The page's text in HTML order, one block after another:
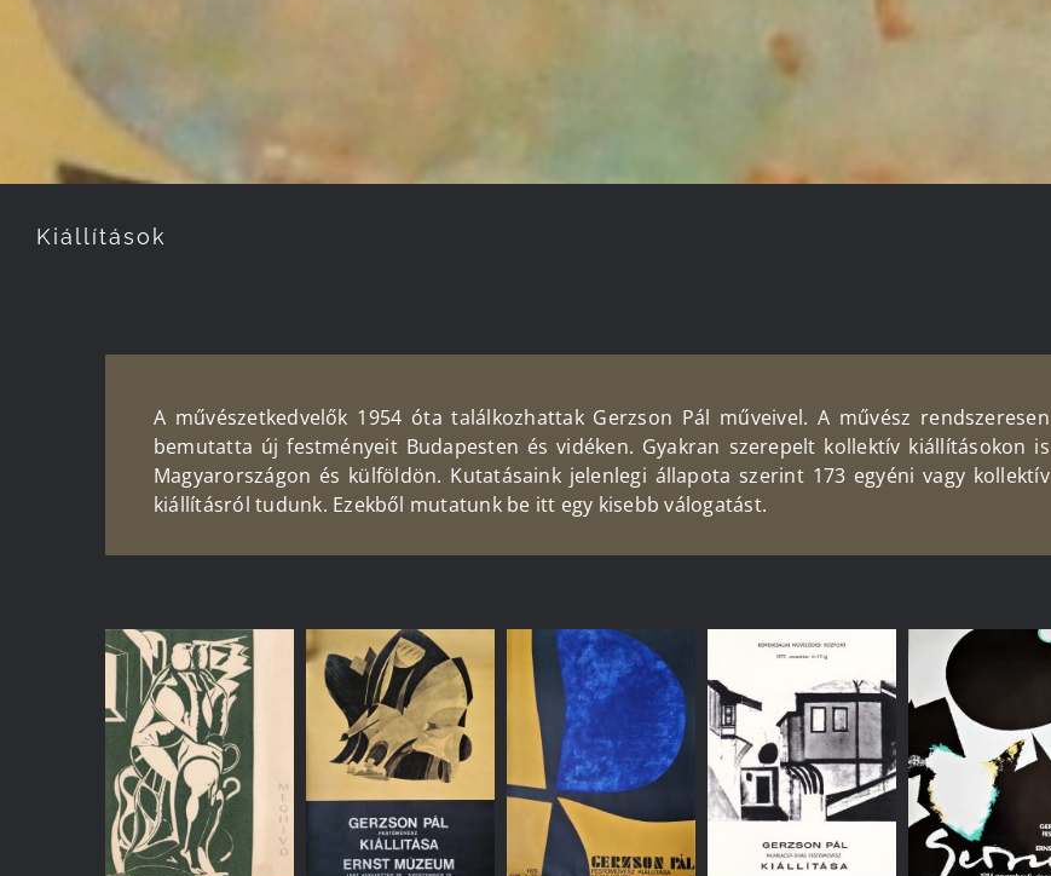
Kiállítások
A művészetkedvelők 1954 óta találkozhattak Gerzson Pál műveivel. A művész rendszeresen
bemutatta új festményeit Budapesten és vidéken. Gyakran szerepelt kollektív kiállításokon is
Magyarországon és külföldön. Kutatásaink jelenlegi állapota szerint 173 egyéni vagy kollektív
kiállításról tudunk. Ezekből mutatunk be itt egy kisebb válogatást.